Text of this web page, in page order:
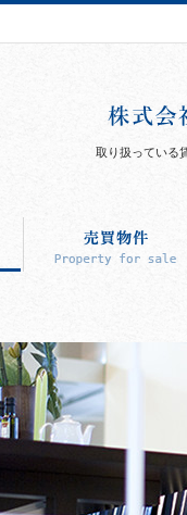
取り扱っている